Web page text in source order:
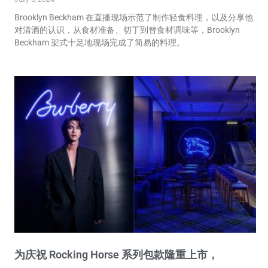
Brooklyn Beckham 在直播现场示范了制作轻食料理，以及分享他
对清酒的认识，从食材准备、切丁到替食材调味等，Brooklyn
Beckham 架式十足地现场完成了简易的料理。
为庆祝 Rocking Horse 系列包款隆重上市，